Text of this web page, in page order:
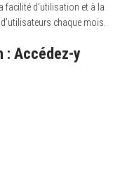
facilité d’utilisation et à la
chaque mois.
: Accédez-y